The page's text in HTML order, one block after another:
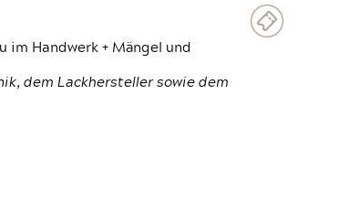
im Handwerk + Mängel und
dem Lackhersteller sowie dem